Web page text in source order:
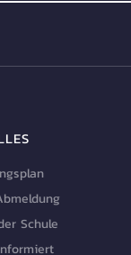
Schule